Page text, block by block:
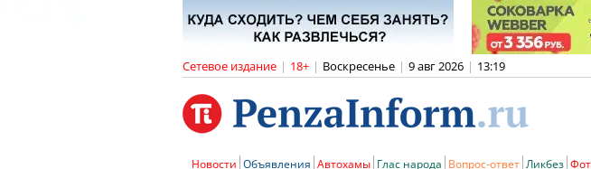
Сетевое издание | 18+ | Воскресенье | 9 авг 2026 | 13:19
Новости Объявления Автохамы Глас народа Вопрос-ответ Ликбез